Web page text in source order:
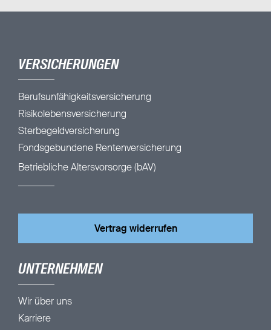
VERSICHERUNGEN
Berufsunfähigkeitsversicherung
Risikolebensversicherung
Sterbegeldversicherung
Fondsgebundene Rentenversicherung
Betriebliche Altersvorsorge (bAV)
Vertrag widerrufen
UNTERNEHMEN
Wir über uns
Karriere